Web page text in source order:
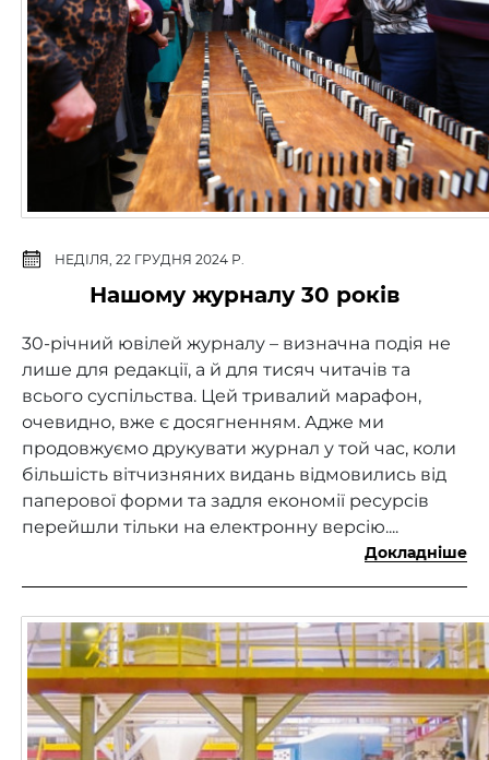
НЕДІЛЯ, 22 ГРУДНЯ 2024 Р.
Нашому журналу 30 років
30-річний ювілей журналу – визначна подія не
лише для редакції, а й для тисяч читачів та
всього суспільства. Цей тривалий марафон,
очевидно, вже є досягненням. Адже ми
продовжуємо друкувати журнал у той час, коли
більшість вітчизняних видань відмовились від
паперової форми та задля економії ресурсів
перейшли тільки на електронну версію....
Докладніше